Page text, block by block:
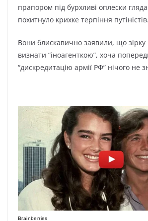
прапором під бурхливі оплески
похитнуло крихке терпіння путіністів.
Вони блискавично заявили, що зірку
визнати “іноагенткою”, хоча
“дискредитацію армії РФ” нічого не